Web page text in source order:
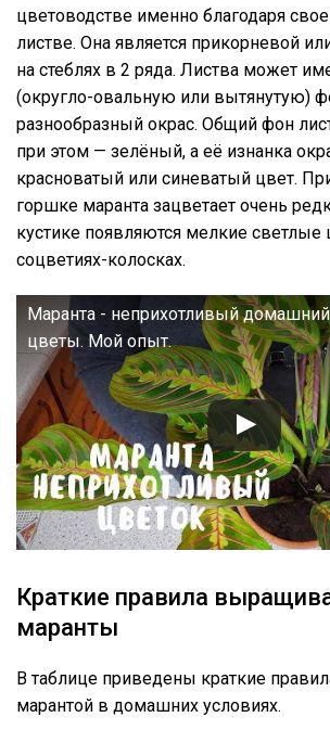
цветоводстве именно благодаря
листве. Она является прикорневой
на стеблях в 2 ряда. Листва может
(округло-овальную или вытянутую)
разнообразный окрас. Общий фон
при этом — зелёный, а её изнанка
красноватый или синеватый цвет.
горшке маранта зацветает очень
кустике появляются мелкие светлые
соцветиях-колосках.
Маранта - неприхотливый
цветы. Мой опыт.
Краткие правила
маранты
В таблице приведены краткие
марантой в домашних условиях.